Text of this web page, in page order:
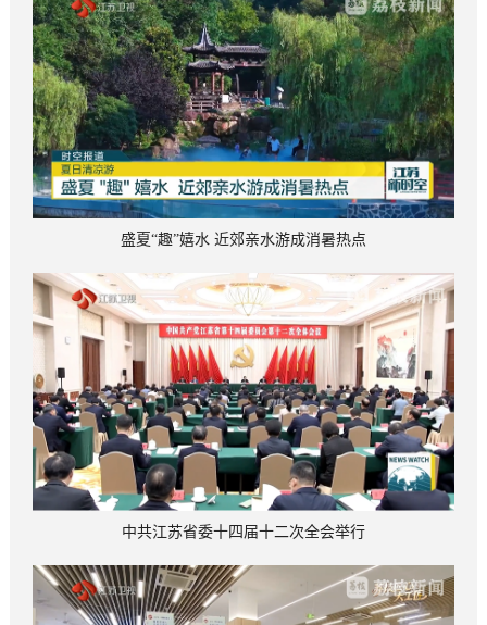
盛夏“趣”嬉水 近郊亲水游成消暑热点
中共江苏省委十四届十二次全会举行